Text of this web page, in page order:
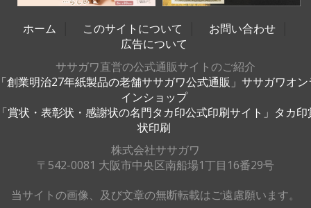
ホーム このサイトについて お問い合わせ
広告について
ササガワ直営の公式通販サイトのご紹介
創業明治27年紙製品の老舗ササガワ公式通販」ササガワオン
インショップ
賞状・表彰状・感謝状の名門タカ印公式印刷サイト」タカ印
状印刷
株式会社ササガワ
〒542-0081 大阪市中央区南船場1丁目16番29号
当サイトの画像、及び文章の無断転載はご遠慮願います。